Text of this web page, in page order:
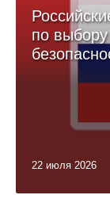
по
22 июля 2026